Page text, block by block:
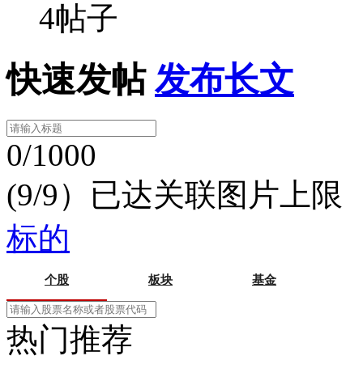
4帖子
快速发帖 发布长文
0/1000
(9/9）已达关联图片上限
标的
个股 板块 基金
热门推荐